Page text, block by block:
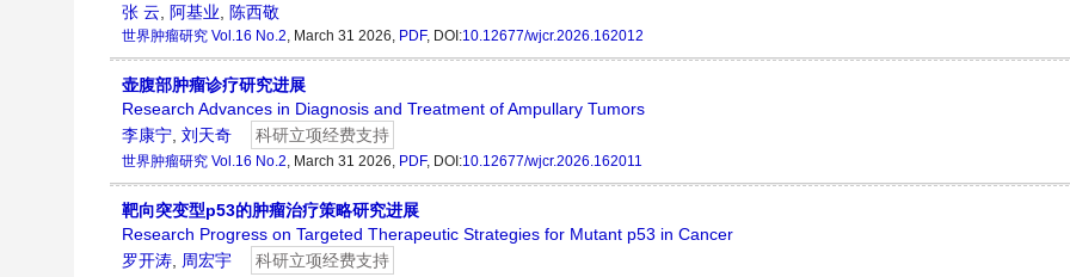
张 云, 阿基业, 陈西敬
世界肿瘤研究 Vol.16 No.2, March 31 2026, PDF, DOI:10.12677/wjcr.2026.162012
壶腹部肿瘤诊疗研究进展
Research Advances in Diagnosis and Treatment of Ampullary Tumors
李康宁, 刘天奇 科研立项经费支持
世界肿瘤研究 Vol.16 No.2, March 31 2026, PDF, DOI:10.12677/wjcr.2026.162011
靶向突变型p53的肿瘤治疗策略研究进展
Research Progress on Targeted Therapeutic Strategies for Mutant p53 in Cancer
罗开涛, 周宏宇 科研立项经费支持